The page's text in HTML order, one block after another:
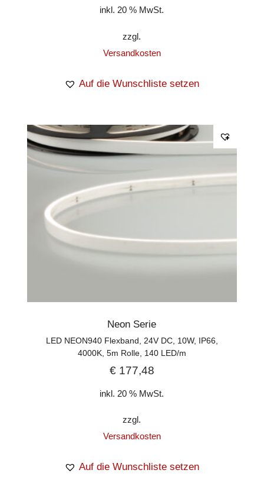
inkl. 20 % MwSt.
zzgl.
Versandkosten
Auf die Wunschliste setzen
Neon Serie
LED NEON940 Flexband, 24V DC, 10W, IP66,
4000K, 5m Rolle, 140 LED/m
€177,48
inkl. 20 % MwSt.
zzgl.
Versandkosten
Auf die Wunschliste setzen